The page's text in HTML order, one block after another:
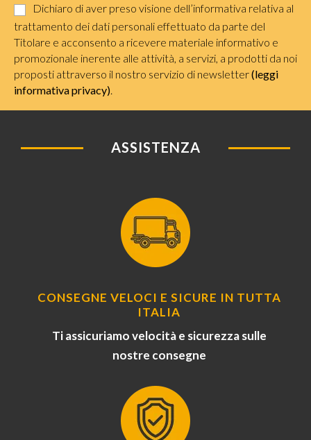
Dichiaro di aver preso visione dell’informativa relativa al
trattamento dei dati personali effettuato da parte del
Titolare e acconsento a ricevere materiale informativo e
promozionale inerente alle attività, a servizi, a prodotti da noi
proposti attraverso il nostro servizio di newsletter(leggi
informativa privacy).
ASSISTENZA
CONSEGNE VELOCI E SICURE IN TUTTA
ITALIA
Ti assicuriamo velocità e sicurezza sulle
nostre consegne